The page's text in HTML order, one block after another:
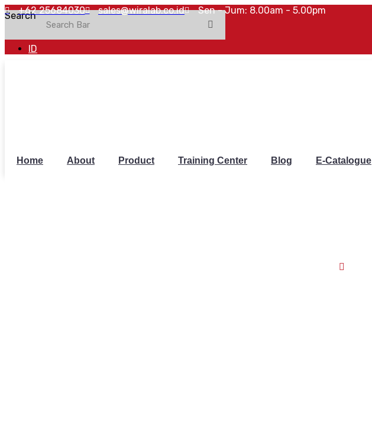
+62 25684030 sales@wiralab.co.id Sen - Jum: 8.00am - 5.00pm
Search
ID
Home About Product Training Center Blog E-Catalogue